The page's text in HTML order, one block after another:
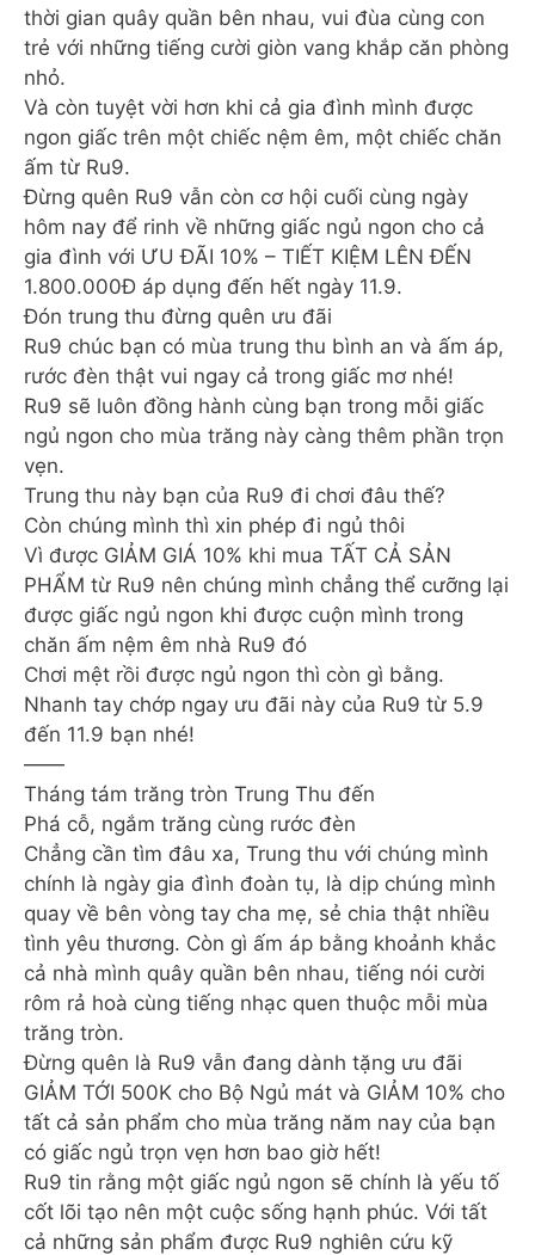
thời gian quây quần bên nhau, vui đùa cùng con
trẻ với những tiếng cười giòn vang khắp căn phòng
nhỏ.
Và còn tuyệt vời hơn khi cả gia đình mình được
ngon giấc trên một chiếc nệm êm, một chiếc chăn
ấm từ Ru9.
Đừng quên Ru9 vẫn còn cơ hội cuối cùng ngày
hôm nay để rinh về những giấc ngủ ngon cho cả
gia đình với ƯU ĐÃI 10% – TIẾT KIỆM LÊN ĐẾN
1.800.000Đ áp dụng đến hết ngày 11.9.
Đón trung thu đừng quên ưu đãi
Ru9 chúc bạn có mùa trung thu bình an và ấm áp,
rước đèn thật vui ngay cả trong giấc mơ nhé!
Ru9 sẽ luôn đồng hành cùng bạn trong mỗi giấc
ngủ ngon cho mùa trăng này càng thêm phần trọn
vẹn.
Trung thu này bạn của Ru9 đi chơi đâu thế?
Còn chúng mình thì xin phép đi ngủ thôi
Vì được GIẢM GIÁ 10% khi mua TẤT CẢ SẢN
PHẨM từ Ru9 nên chúng mình chẳng thể cưỡng lại
được giấc ngủ ngon khi được cuộn mình trong
chăn ấm nệm êm nhà Ru9 đó
Chơi mệt rồi được ngủ ngon thì còn gì bằng.
Nhanh tay chớp ngay ưu đãi này của Ru9 từ 5.9
đến 11.9 bạn nhé!
——
Tháng tám trăng tròn Trung Thu đến
Phá cỗ, ngắm trăng cùng rước đèn
Chẳng cần tìm đâu xa, Trung thu với chúng mình
chính là ngày gia đình đoàn tụ, là dịp chúng mình
quay về bên vòng tay cha mẹ, sẻ chia thật nhiều
tình yêu thương. Còn gì ấm áp bằng khoảnh khắc
cả nhà mình quây quần bên nhau, tiếng nói cười
rôm rả hoà cùng tiếng nhạc quen thuộc mỗi mùa
trăng tròn.
Đừng quên là Ru9 vẫn đang dành tặng ưu đãi
GIẢM TỚI 500K cho Bộ Ngủ mát và GIẢM 10% cho
tất cả sản phẩm cho mùa trăng năm nay của bạn
có giấc ngủ trọn vẹn hơn bao giờ hết!
Ru9 tin rằng một giấc ngủ ngon sẽ chính là yếu tố
cốt lõi tạo nên một cuộc sống hạnh phúc. Với tất
cả những sản phẩm được Ru9 nghiên cứu kỹ